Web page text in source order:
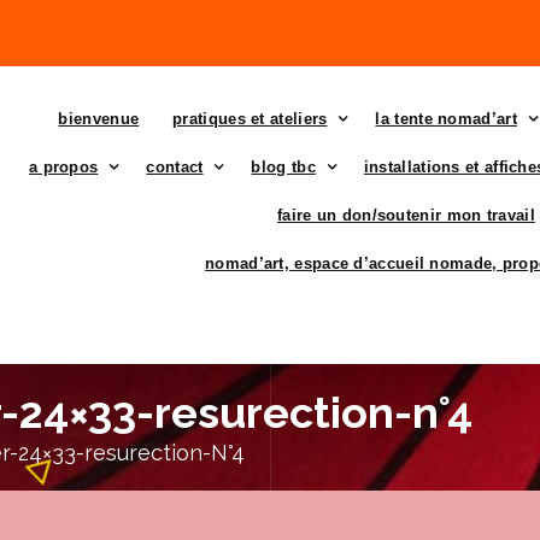
bienvenue pratiques et ateliers la tente nomad’art
a propos contact blog tbc installations et
faire un don/soutenir mon travail
nomad’art, espace d’accueil nomade,
resurection-n°4
24×33-resurection-N°4